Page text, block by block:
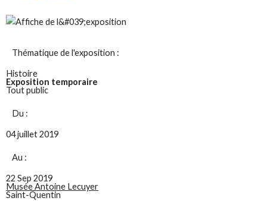
Thématique de l'exposition :
Histoire
Exposition temporaire
Tout public
Du :
04 juillet 2019
Au :
22 Sep 2019
Musée Antoine Lecuyer
Saint-Quentin